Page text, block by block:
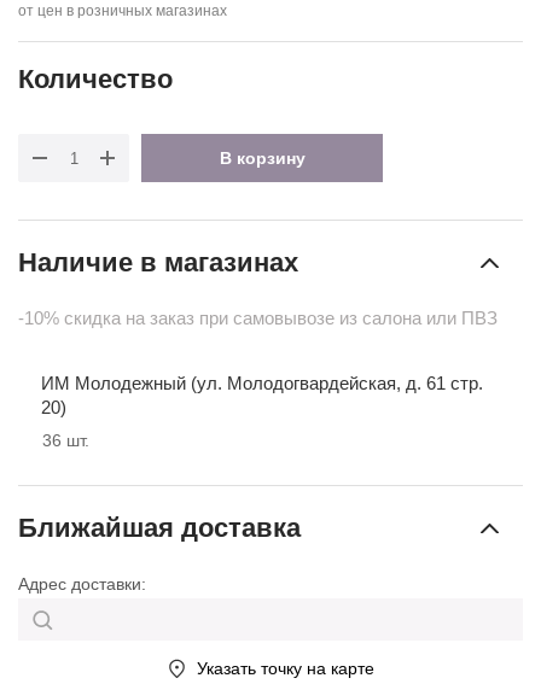
от цен в розничных магазинах
Количество
В корзину
Наличие в магазинах
-10% скидка на заказ при самовывозе из салона или ПВЗ
ИМ Молодежный (ул. Молодогвардейская, д. 61 стр.
20)
36 шт.
Ближайшая доставка
Адрес доставки:
Указать точку на карте